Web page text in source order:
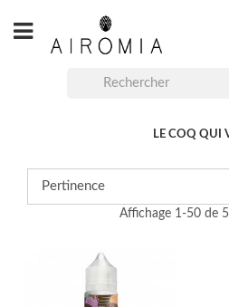
LE COQ QUI
Pertinence
Affichage 1-50 de